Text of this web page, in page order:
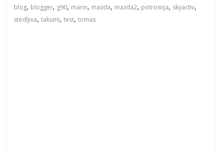
blog, blogger, g90, marin, mazda, mazda2, potrosnja, skyactiv,
stedljiva,takumi,test,tomas